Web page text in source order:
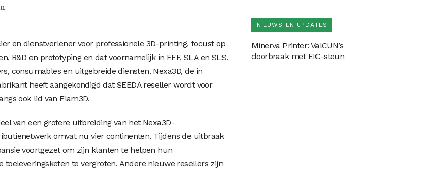
en dienstverlener voor professionele 3D-printing, focust op
R&D en prototyping en dat voornamelijk in FFF, SLA en SLS.
consumables en uitgebreide diensten. Nexa3D, de in
heeft aangekondigd dat SEEDA reseller wordt voor
ook lid van Flam3D.
van een grotere uitbreiding van het Nexa3D-
omvat nu vier continenten. Tijdens de uitbraak
voortgezet om zijn klanten te helpen hun
te vergroten. Andere nieuwe resellers zijn
NIEUWS EN UPDATES
Minerva Printer: ValCUN’s
doorbraak met EIC-steun